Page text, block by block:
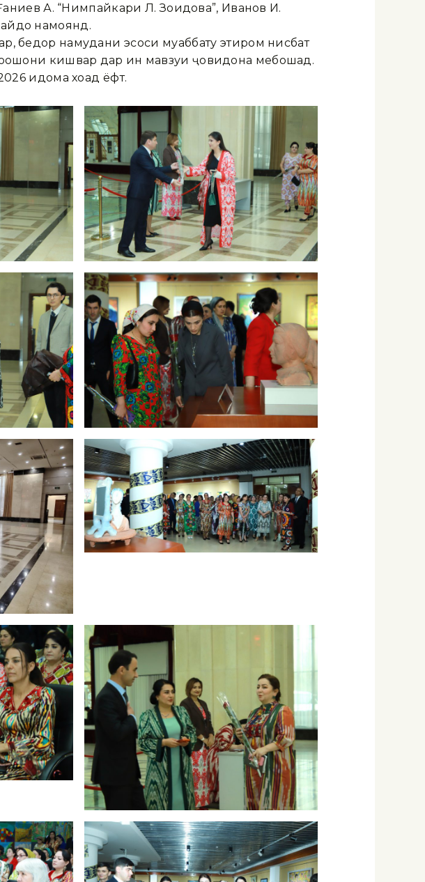
А. “Нимпайкари Л. Зоҳидова”, Иванов И.
намоянд.
намудани эҳсоси муҳаббату эҳтиром нисбат
кишвар дар ин мавзуи ҷовидона мебошад.
идома хоҳад ёфт.